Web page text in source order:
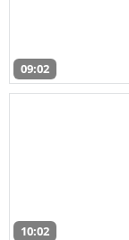
09:02
10:02